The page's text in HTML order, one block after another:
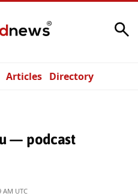
Articles Directory
— podcast
AM UTC